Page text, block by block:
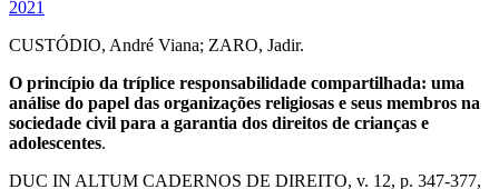
2021
CUSTÓDIO, André Viana; ZARO, Jadir.
O princípio da tríplice responsabilidade compartilhada: uma
análise do papel das organizações religiosas e seus membros na
sociedade civil para a garantia dos direitos de crianças e
adolescentes.
DUC IN ALTUM CADERNOS DE DIREITO, v. 12, p. 347-377,